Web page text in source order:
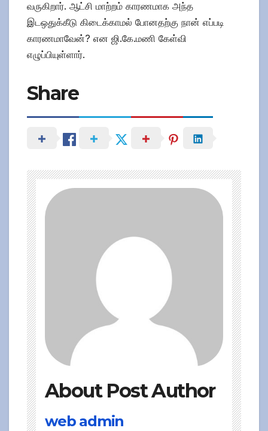
வருகிறார். ஆட்சி மாற்றம் காரணமாக அந்த
இடஒதுக்கீடு கிடைக்காமல் போனதற்கு நான் எப்படி
காரணமாவேன்? என ஜி.கே.மணி கேள்வி
எழுப்பியுள்ளார்.
Share
About Post Author
web admin